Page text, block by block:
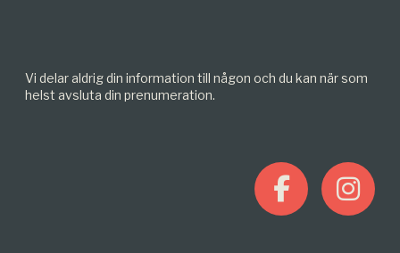
Vi delar aldrig din information till någon och du kan när som
helst avsluta din prenumeration.
F
I